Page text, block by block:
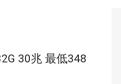
30兆 最低348